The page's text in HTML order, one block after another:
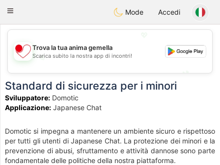
日本Chat
Toggle
Mode Accedi
💖
💕
Trova la tua anima gemella
Scarica subito la nostra app di incontri!
Standard di sicurezza per i minori
Sviluppatore: Domotic
Applicazione: Japanese Chat
Domotic si impegna a mantenere un ambiente sicuro e rispettoso
per tutti gli utenti di Japanese Chat. La protezione dei minori e la
prevenzione di abusi, sfruttamento e attività dannose sono parte
fondamentale delle politiche della nostra piattaforma.